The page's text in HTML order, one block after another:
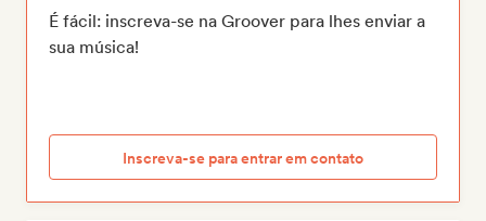
É fácil: inscreva-se na Groover para lhes enviar a
sua música!
Inscreva-se para entrar em contato